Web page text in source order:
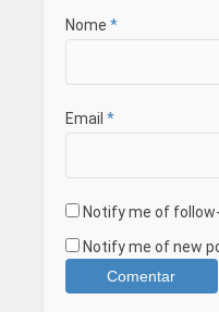
Nome *
Email *
Notify me of
Notify me of new